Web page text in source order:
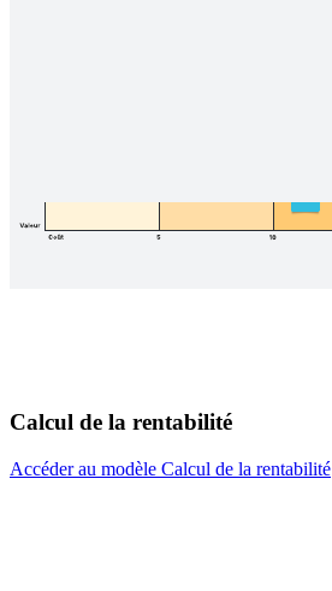
Calcul de la rentabilité
Accéder au modèle Calcul de la rentabilité